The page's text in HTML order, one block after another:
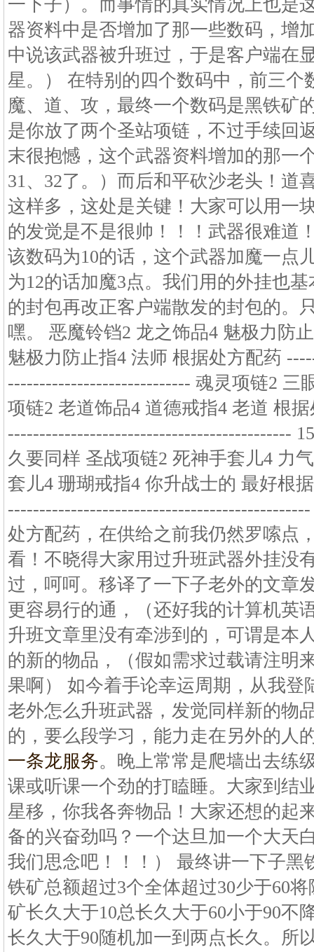
一下子）。而事情的真实情况上也是
器资料中是否增加了那一些数码，增
中说该武器被升班过，于是客户端在
星。） 在特别的四个数码中，前三个
魔、道、攻，最终一个数码是黑铁矿
是你放了两个圣站项链，不过手续回
末很抱憾，这个武器资料增加的那一
31、32了。）而后和平砍沙老头！道
这样多，这处是关键！大家可以用一
的发觉是不是很帅！！！武器很难道
该数码为10的话，这个武器加魔一点
为12的话加魔3点。我们用的外挂也
的封包再改正客户端散发的封包的。
嘿。 恶魔铃铛2 龙之饰品4 魅极力防
魅极力防止指4 法师 根据处方配药
----------------------------- 魂灵项链2 三
项链2 老道饰品4 道德戒指4 老道 根
---------------------------------------------
久要同样 圣战项链2 死神手套儿4 力
套儿4 珊瑚戒指4 你升战士的 最好根
处方配药，在供给之前我仍然罗嗦点
看！不晓得大家用过升班武器外挂没
过，呵呵。移译了一下子老外的文章
更容易行的通，（还好我的计算机英
升班文章里没有牵涉到的，可谓是本
的新的物品，（假如需求过载请注明
果啊） 如今着手论幸运周期，从我登
老外怎么升班武器，发觉同样新的物
的，要么段学习，能力走在另外的人
一条龙服务。晚上常常是爬墙出去练
课或听课一个劲的打瞌睡。大家到结
星移，你我各奔物品！大家还想的起
备的兴奋劲吗？一个达旦加一个大天
我们思念吧！！！） 最终讲一下子黑
铁矿总额超过3个全体超过30少于60
矿长久大于10总长久大于60小于90不
长久大于90随机加一到两点长久。所